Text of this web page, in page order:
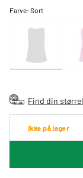
Farve:Sort
Find din
Ikke på lager